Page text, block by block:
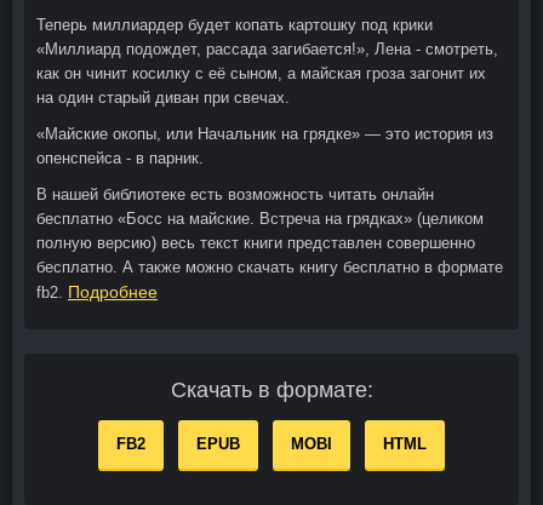
Теперь миллиардер будет копать картошку под крики
«Миллиард подождет, рассада загибается!», Лена - смотреть,
как он чинит косилку с её сыном, а майская гроза загонит их
на один старый диван при свечах.
«Майские окопы, или Начальник на грядке» — это история из
опенспейса - в парник.
В нашей библиотеке есть возможность читать онлайн
бесплатно «Босс на майские. Встреча на грядках» (целиком
полную версию) весь текст книги представлен совершенно
бесплатно. А также можно скачать книгу бесплатно в формате
fb2. Подробнее
Скачать в формате:
FB2 EPUB MOBI HTML